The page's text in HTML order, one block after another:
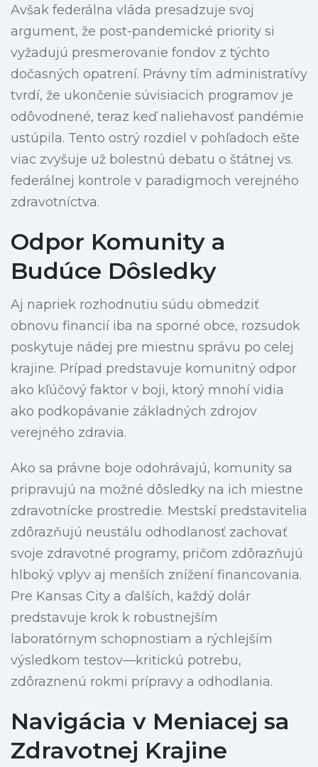
Avšak federálna vláda presadzuje svoj
argument, že post-pandemické priority si
vyžadujú presmerovanie fondov z týchto
dočasných opatrení. Právny tím administratívy
tvrdí, že ukončenie súvisiacich programov je
odôvodnené, teraz keď naliehavosť pandémie
ustúpila. Tento ostrý rozdiel v pohľadoch ešte
viac zvyšuje už bolestnú debatu o štátnej vs.
federálnej kontrole v paradigmoch verejného
zdravotníctva.
Odpor Komunity a
Budúce Dôsledky
Aj napriek rozhodnutiu súdu obmedziť
obnovu financií iba na sporné obce, rozsudok
poskytuje nádej pre miestnu správu po celej
krajine. Prípad predstavuje komunitný odpor
ako kľúčový faktor v boji, ktorý mnohí vidia
ako podkopávanie základných zdrojov
verejného zdravia.
Ako sa právne boje odohrávajú, komunity sa
pripravujú na možné dôsledky na ich miestne
zdravotnícke prostredie. Mestskí predstavitelia
zdôrazňujú neustálu odhodlanosť zachovať
svoje zdravotné programy, pričom zdôrazňujú
hlboký vplyv aj menších znížení financovania.
Pre Kansas City a ďalších, každý dolár
predstavuje krok k robustnejším
laboratórnym schopnostiam a rýchlejším
výsledkom testov—kritickú potrebu,
zdôraznenú rokmi prípravy a odhodlania.
Navigácia v Meniacej sa
Zdravotnej Krajine